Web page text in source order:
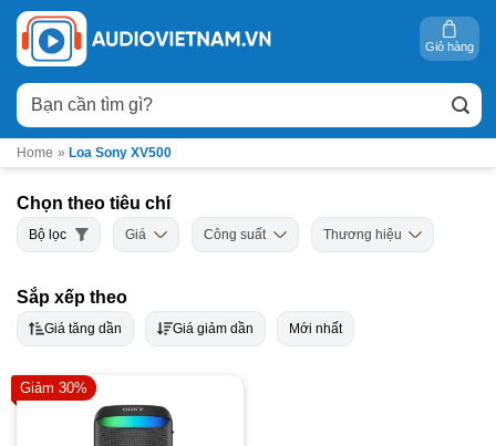
Bỏ
qua
nội
dung
Tìm
kiếm:
Giỏ hàng
Home » Loa Sony XV500
Chọn theo tiêu chí
Bộ lọc Giá Công suất Thương hiệu
Sắp xếp theo
Giá tăng dần Giá giảm dần Mới nhất
Giảm 30%